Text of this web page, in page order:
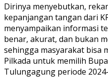
Dirinya menyebutkan,
kepanjangan tangan dari
menyampaikan informasi
benar, akurat, dan bukan
sehingga masyarakat bisa
Pilkada untuk memilih
Tulungagung periode